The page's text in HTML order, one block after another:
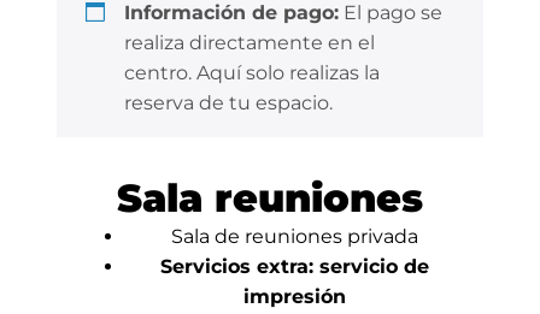
Información de pago:El pago se
realiza directamente en el
centro. Aquí solo realizas la
reserva de tu espacio.
Sala reuniones
Sala de reuniones privada
Servicios extra: servicio de
impresión